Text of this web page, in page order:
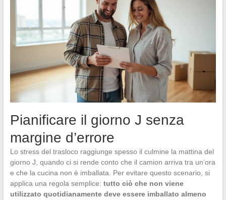
Pianificare il giorno J senza
margine d’errore
Lo stress del trasloco raggiunge spesso il culmine la mattina del
giorno J, quando ci si rende conto che il camion arriva tra un’ora
e che la cucina non è imballata. Per evitare questo scenario, si
applica una regola semplice: tutto ciò che non viene
utilizzato quotidianamente deve essere imballato almeno